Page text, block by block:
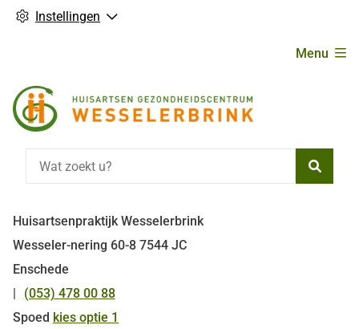
Instellingen
Menu
Huisartsenpraktijk Wesselerbrink
Wesseler-nering 60-8 7544 JC
Enschede
Tel:
(053) 478 00 88
Spoed kies optie 1